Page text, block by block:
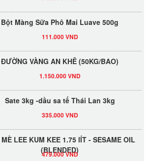
Bột Màng Sữa Phô Mai Luave 500g
ĐƯỜNG VÀNG AN KHÊ (50KG/BAO)
Sate 3kg -dầu sa tế Thái Lan 3kg
LEE KUM KEE 1.75 lÍT - SESAME OIL
(BLENDED)
479.000 VND